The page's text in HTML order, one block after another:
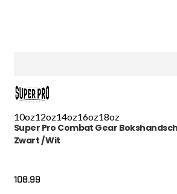
10oz12oz14oz16oz18oz
Super Pro Combat Gear
Zwart / Wit
108.99